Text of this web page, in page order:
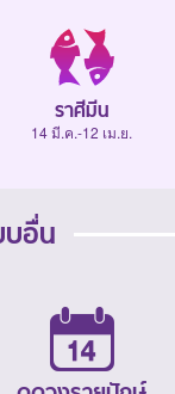
ราศีมีน
14 มี.ค.-12 เม.ย.
บอื่น